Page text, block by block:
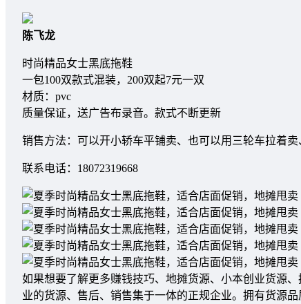
陈飞龙
时尚精品女士黑底拖鞋
一包100双款式混装，200双起7元一双
材质：pvc
质量保证，送广告布录音。款式不断更新
销售方法：可以开小轿车平铺卖、也可以用三轮车拉着
联系电话：18072319668
如果想要了解更多赚钱技巧、地摊货源、小本创业货源
业的货源、售后、销售集于一体的正规企业。拥有货源